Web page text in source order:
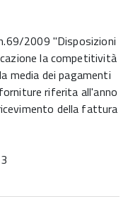
2009 "Disposizioni
la competitività
media dei pagamenti
riferita all'anno
della fattura